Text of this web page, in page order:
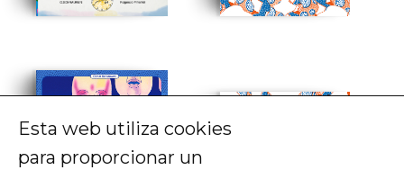
Esta web utiliza cookies
para proporcionar un